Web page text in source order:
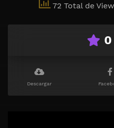
72 Total de
0
Descargar